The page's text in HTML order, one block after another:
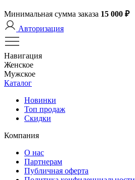
Минимальная сумма заказа 15 000 ₽
Авторизация
Навигация
Женское
Мужское
Каталог
Новинки
Топ продаж
Скидки
Компания
О нас
Партнерам
Публичная оферта